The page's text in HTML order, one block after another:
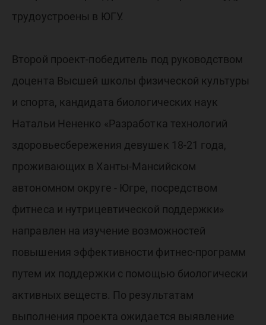
трудоустроены в ЮГУ.
Второй проект-победитель под руководством
доцента Высшей школы физической культуры
и спорта, кандидата биологических наук
Натальи Нененко «Разработка технологий
здоровьесбережения девушек 18-21 года,
проживающих в Ханты-Мансийском
автономном округе - Югре, посредством
фитнеса и нутрицевтической поддержки»
направлен на изучение возможностей
повышения эффективности фитнес-программ
путем их поддержки с помощью биологически
активных веществ. По результатам
выполнения проекта ожидается выявление